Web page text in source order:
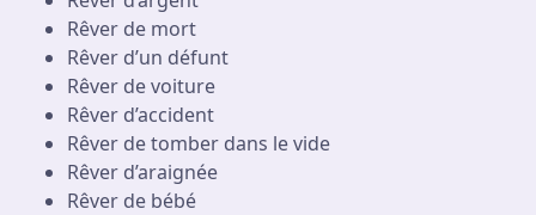
Rêver de mort
Rêver d’un défunt
Rêver de voiture
Rêver d’accident
Rêver de tomber dans le vide
Rêver d’araignée
Rêver de bébé